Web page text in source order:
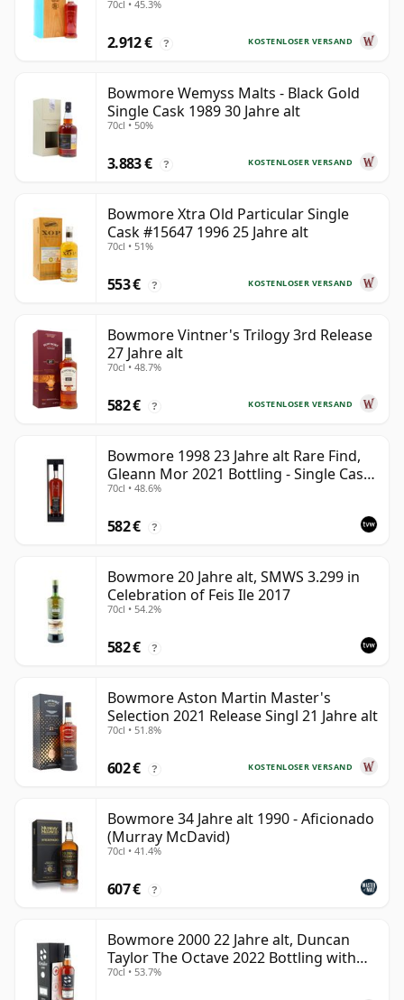
70cl • 45.3%
KOSTENLOSER VERSAND
2.912 € ?
Bowmore Wemyss Malts - Black Gold
Single Cask 1989 30 Jahre alt
70cl • 50%
KOSTENLOSER VERSAND
3.883 € ?
Bowmore Xtra Old Particular Single
Cask #15647 1996 25 Jahre alt
70cl • 51%
KOSTENLOSER VERSAND
553 € ?
Bowmore Vintner's Trilogy 3rd Release
27 Jahre alt
70cl • 48.7%
KOSTENLOSER VERSAND
582 € ?
Bowmore 1998 23 Jahre alt Rare Find,
Gleann Mor 2021 Bottling - Single Cask
353892
70cl • 48.6%
582 € ?
Bowmore 20 Jahre alt, SMWS 3.299 in
Celebration of Feis Ile 2017
70cl • 54.2%
582 € ?
Bowmore Aston Martin Master's
Selection 2021 Release Singl 21 Jahre alt
70cl • 51.8%
KOSTENLOSER VERSAND
602 € ?
Bowmore 34 Jahre alt 1990 - Aficionado
(Murray McDavid)
70cl • 41.4%
607 € ?
Bowmore 2000 22 Jahre alt, Duncan
Taylor The Octave 2022 Bottling with
Box - Cask 3737529
70cl • 53.7%